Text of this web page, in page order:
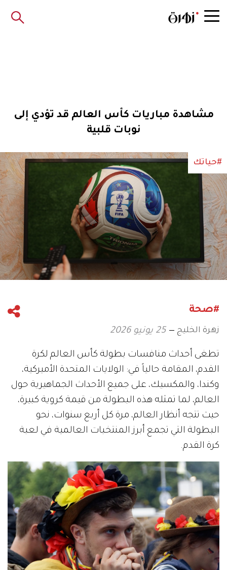
مشاهدة مباريات كأس العالم قد تؤدي إلى
نوبات قلبية
#حياتك
#صحة
زهرة الخليج 25 يونيو 2026
تطغى أحداث منافسات بطولة كأس العالم لكرة
القدم، المقامة حالياً في: الولايات المتحدة الأميركية،
وكندا، والمكسيك، على جميع الأحداث الجماهيرية حول
العالم، لما تمثله هذه البطولة من قيمة كروية كبيرة،
حيث تتجه أنظار العالم، مرة كل أربع سنوات، نحو
البطولة التي تجمع أبرز المنتخبات العالمية في لعبة
كرة القدم.